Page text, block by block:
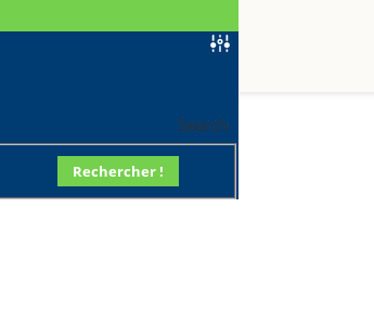
Search
Rechercher !